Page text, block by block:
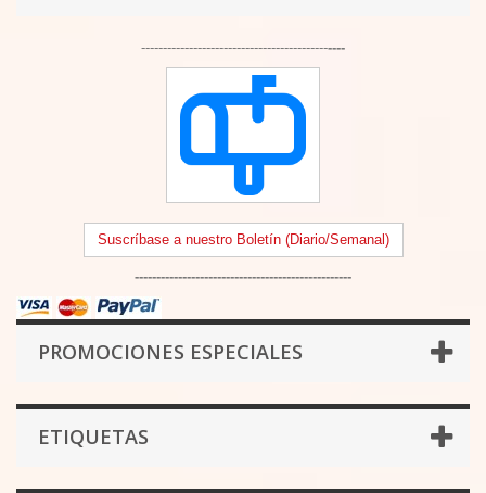
-----------------------------------------------
Suscríbase a nuestro Boletín (Diario/Semanal)
--------------------------------------------------
PROMOCIONES ESPECIALES
ETIQUETAS